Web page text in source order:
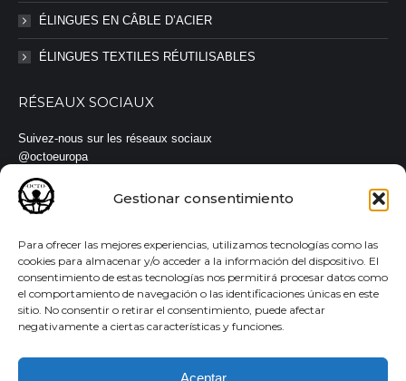
Gestionar consentimiento
Para ofrecer las mejores experiencias, utilizamos tecnologías como las
cookies para almacenar y/o acceder a la información del dispositivo. El
consentimiento de estas tecnologías nos permitirá procesar datos como
el comportamiento de navegación o las identificaciones únicas en este
sitio. No consentir o retirar el consentimiento, puede afectar
negativamente a ciertas características y funciones.
Aceptar
ÉLINGUES EN CÂBLE D’ACIER
ÉLINGUES TEXTILES RÉUTILISABLES
RÉSEAUX SOCIAUX
Suivez-nous sur les réseaux sociaux
@octoeuropa
#octoeuropa #élingues #sangles
© Todos los derechos reservados | Aviso legal
Política de
privacidad
Política de cookies